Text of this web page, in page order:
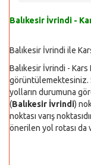
Balıkesir İvrindi -
Balıkesir İvrindi ile
Balıkesir İvrindi - Kars
görüntülemektesiniz.
yolların durumuna
(Balıkesir İvrindi)
noktası varış
önerilen yol rotası da